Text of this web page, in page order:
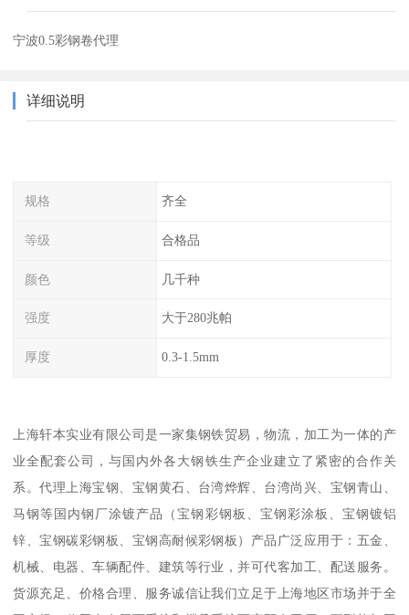
宁波0.5彩钢卷代理
详细说明
规格 齐全
等级 合格品
颜色 几千种
强度 大于280兆帕
厚度 0.3-1.5mm
上海轩本实业有限公司是一家集钢铁贸易，物流，加工为一体的产
业全配套公司，与国内外各大钢铁生产企业建立了紧密的合作关
系。代理上海宝钢、宝钢黄石、台湾烨辉、台湾尚兴、宝钢青山、
马钢等国内钢厂涂镀产品（宝钢彩钢板、宝钢彩涂板、宝钢镀铝
锌、宝钢碳彩钢板、宝钢高耐候彩钢板）产品广泛应用于：五金、
机械、电器、车辆配件、建筑等行业，并可代客加工、配送服务。
货源充足、价格合理、服务诚信让我们立足于上海地区市场并于全